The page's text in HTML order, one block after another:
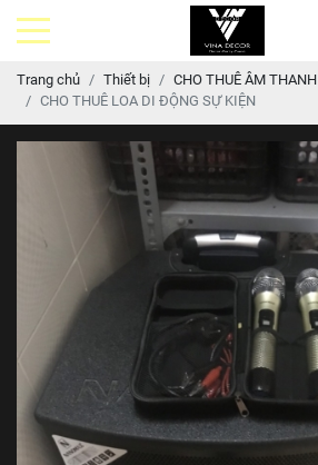
Trang chủ Thiết bị
CHO THUÊ ÂM THANH
CHO THUÊ LOA DI ĐỘNG SỰ KIỆN